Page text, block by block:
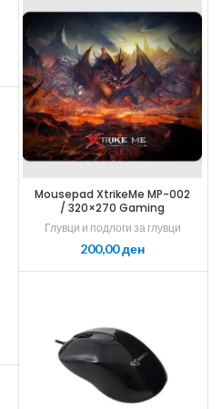
Mousepad XtrikeMe MP-002
/ 320×270 Gaming
Глувци и подлоги за глувци
ден